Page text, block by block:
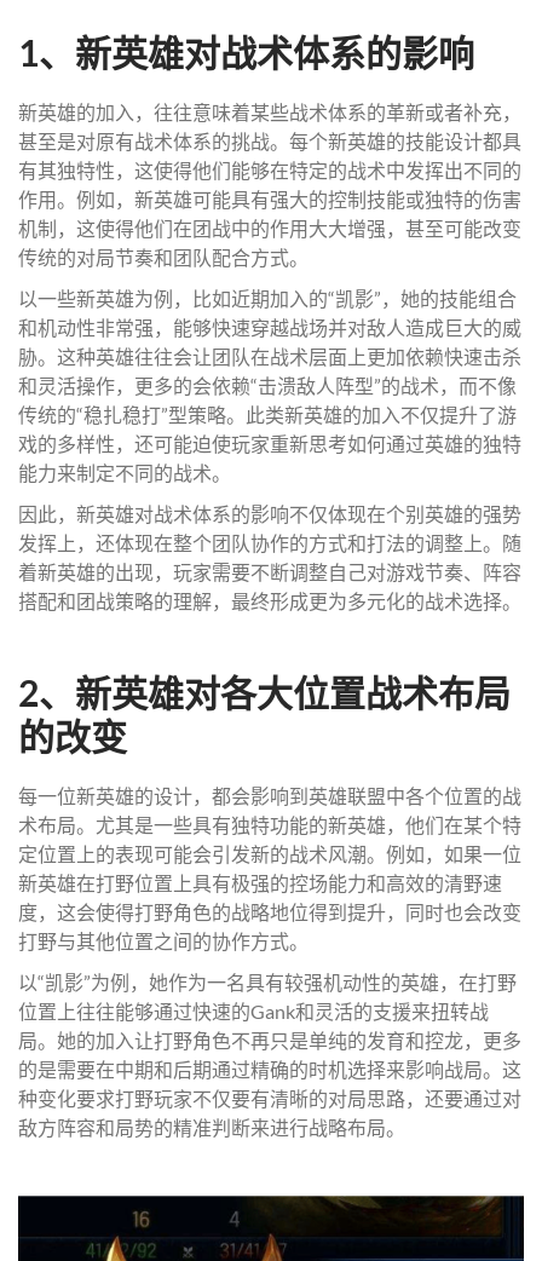
1、新英雄对战术体系的影响
新英雄的加入，往往意味着某些战术体系的革新或者补充，
甚至是对原有战术体系的挑战。每个新英雄的技能设计都具
有其独特性，这使得他们能够在特定的战术中发挥出不同的
作用。例如，新英雄可能具有强大的控制技能或独特的伤害
机制，这使得他们在团战中的作用大大增强，甚至可能改变
传统的对局节奏和团队配合方式。
以一些新英雄为例，比如近期加入的“凯影”，她的技能组合
和机动性非常强，能够快速穿越战场并对敌人造成巨大的威
胁。这种英雄往往会让团队在战术层面上更加依赖快速击杀
和灵活操作，更多的会依赖“击溃敌人阵型”的战术，而不像
传统的“稳扎稳打”型策略。此类新英雄的加入不仅提升了游
戏的多样性，还可能迫使玩家重新思考如何通过英雄的独特
能力来制定不同的战术。
因此，新英雄对战术体系的影响不仅体现在个别英雄的强势
发挥上，还体现在整个团队协作的方式和打法的调整上。随
着新英雄的出现，玩家需要不断调整自己对游戏节奏、阵容
搭配和团战策略的理解，最终形成更为多元化的战术选择。
2、新英雄对各大位置战术布局
的改变
每一位新英雄的设计，都会影响到英雄联盟中各个位置的战
术布局。尤其是一些具有独特功能的新英雄，他们在某个特
定位置上的表现可能会引发新的战术风潮。例如，如果一位
新英雄在打野位置上具有极强的控场能力和高效的清野速
度，这会使得打野角色的战略地位得到提升，同时也会改变
打野与其他位置之间的协作方式。
以“凯影”为例，她作为一名具有较强机动性的英雄，在打野
位置上往往能够通过快速的Gank和灵活的支援来扭转战
局。她的加入让打野角色不再只是单纯的发育和控龙，更多
的是需要在中期和后期通过精确的时机选择来影响战局。这
种变化要求打野玩家不仅要有清晰的对局思路，还要通过对
敌方阵容和局势的精准判断来进行战略布局。